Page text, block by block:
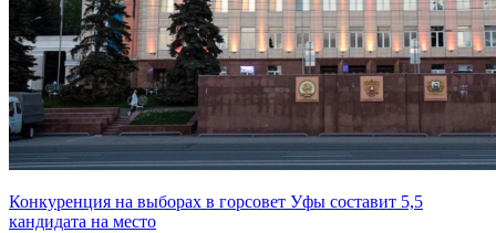
Конкуренция на выборах в горсовет Уфы составит 5,5
кандидата на место